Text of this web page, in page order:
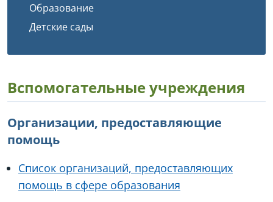
Образование
Детские сады
Вспомогательные учреждения
Организации, предоставляющие
помощь
Список организаций, предоставляющих
помощь в сфере образования